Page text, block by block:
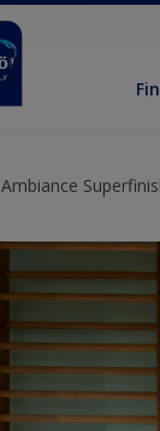
Ambiance